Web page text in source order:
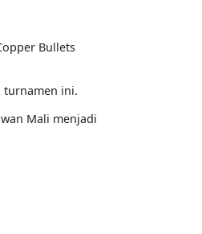
Bullets
turnamen ini.
Mali menjadi